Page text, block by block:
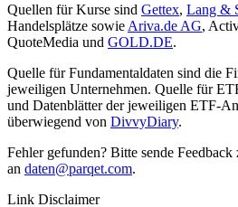
Quellen für Kurse sind Gettex, Lang &
Handelsplätze sowie Ariva.de AG,
QuoteMedia und GOLD.DE.
Quelle für Fundamentaldaten sind die
jeweiligen Unternehmen. Quelle für
und Datenblätter der jeweiligen ETF-
überwiegend von DivvyDiary.
Fehler gefunden? Bitte sende Feedback
an daten@parqet.com.
Link Disclaimer